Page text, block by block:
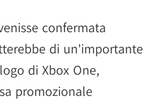
confermata
di un'importante
di Xbox One,
promozionale